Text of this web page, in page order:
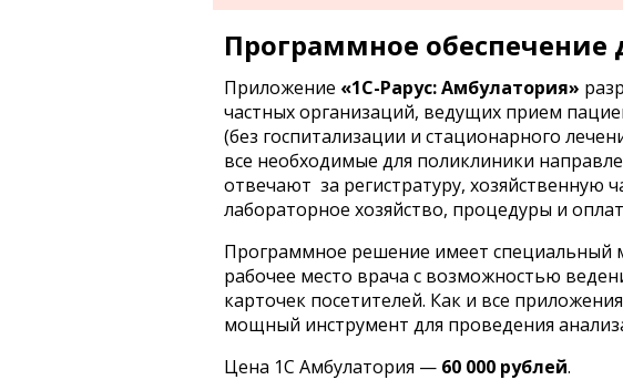
Программное обеспечение
Приложение «1C-Рарус: Амбулатория»
частных организаций, ведущих прием
(без госпитализации и стационарного
все необходимые для поликлиники
отвечают за регистратуру, хозяйственную
лабораторное хозяйство, процедуры и
Программное решение имеет специальный
рабочее место врача с возможностью
карточек посетителей. Как и все
мощный инструмент для проведения
Цена 1С Амбулатория — 60 000 рублей.